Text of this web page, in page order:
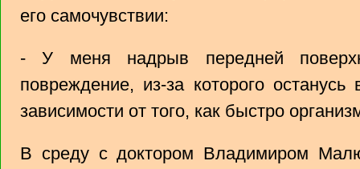
его самочувствии:
- У меня надрыв передней
повреждение, из-за которого
зависимости от того, как быстро
В среду с доктором Владимиром